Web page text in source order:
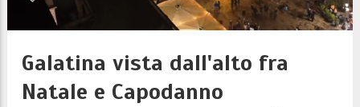
Galatina vista dall'alto fra
Natale e Capodanno